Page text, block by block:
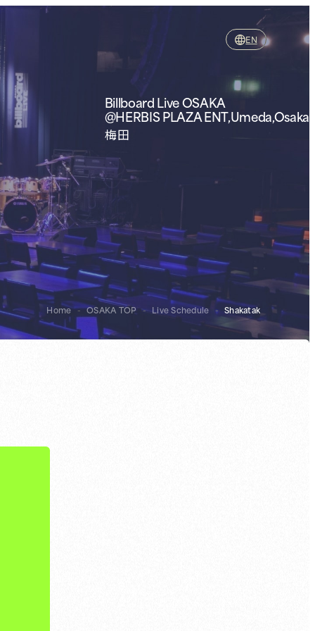
EN
Billboard Live OSAKA
@HERBIS PLAZA ENT,Umeda,Osaka
梅田
Home - OSAKA TOP - Live Schedule - Shakatak